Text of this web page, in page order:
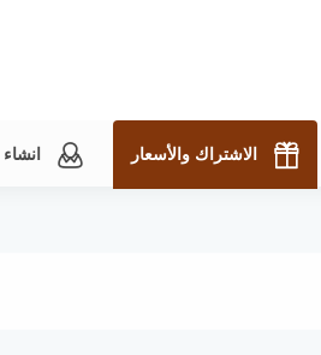
الاشتراك والأسعار